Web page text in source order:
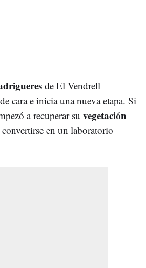
de El Vendrell
cara e inicia una nueva etapa. Si
a recuperar su vegetación
en un laboratorio